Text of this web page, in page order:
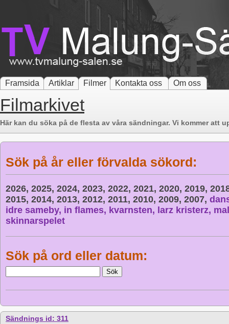
Framsida Artiklar Filmer Kontakta oss Om oss
Filmarkivet
Här kan du söka på de flesta av våra sändningar. Vi kommer att
Sök på år eller förvalda sökord:
2026, 2025, 2024, 2023, 2022, 2021, 2020, 2019,
2015, 2014, 2013, 2012, 2011, 2010, 2009, 2007,
idre sameby, in flames, kvarnsten, larz kristerz,
skinnarspelet
Sök på ord eller datum:
Sändnings id: 311